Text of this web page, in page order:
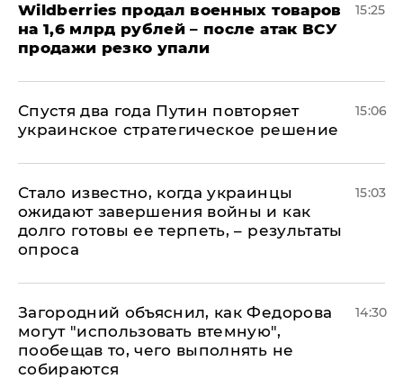
​Wildberries продал военных товаров
на 1,6 млрд рублей – после атак ВСУ
продажи резко упали
15:25
Спустя два года Путин повторяет
украинское стратегическое решение
15:06
Стало известно, когда украинцы
ожидают завершения войны и как
долго готовы ее терпеть, – результаты
опроса
15:03
Загородний объяснил, как Федорова
могут "использовать втемную",
пообещав то, чего выполнять не
собираются
14:30